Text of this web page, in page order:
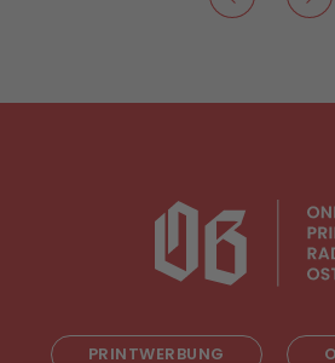
PRINTWERBUNG